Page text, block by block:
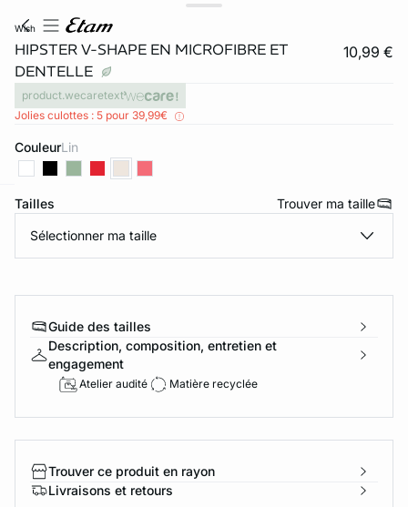
wish
HIPSTER V-SHAPE EN MICROFIBRE ET
DENTELLE
10,99 €
product.wecaretext
Jolies culottes : 5 pour 39,99€
Couleur lin
Tailles Trouver ma taille
Sélectionner ma taille
Guide des tailles
Description, composition, entretien et
engagement
Atelier audité Matière recyclée
Trouver ce produit en rayon
Livraisons et retours